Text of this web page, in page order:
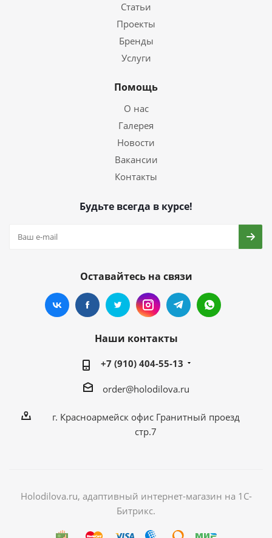
Статьи
Проекты
Бренды
Услуги
Помощь
О нас
Галерея
Новости
Вакансии
Контакты
Будьте всегда в курсе!
Оставайтесь на связи
Наши контакты
+7 (910) 404-55-13
order@holodilova.ru
г. Красноармейск офис Гранитный проезд
стр.7
Holodilova.ru, адаптивный интернет-магазин на 1С-
Битрикс.